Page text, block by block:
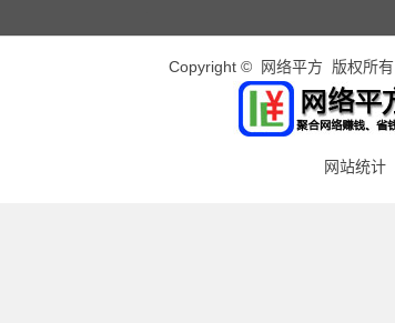
Copyright © 网络平方 版权所有
网站统计